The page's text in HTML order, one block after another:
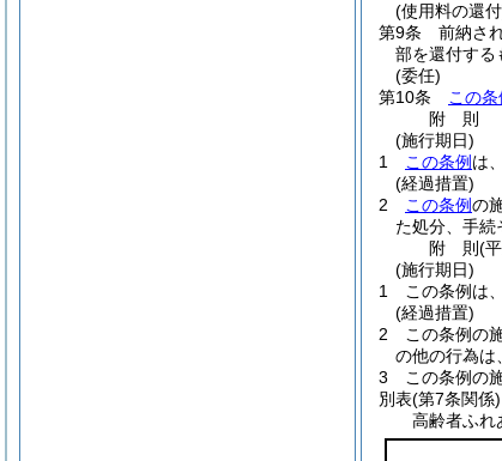
(使用料の還
第9条
前納さ
部を還付する
(委任)
第10条
この条
附 則
(施行期日)
1
この条例 は
(経過措置)
2
この条例の
た処分、手続
附 則(
(施行期日)
1
この条例は
(経過措置)
2
この条例の
の他の行為は
3
この条例の
別表(第7条関係)
高齢者ふれ